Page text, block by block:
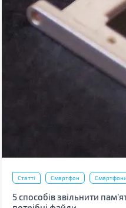
Статті Смартфон Смартфони
5 способів звільнити